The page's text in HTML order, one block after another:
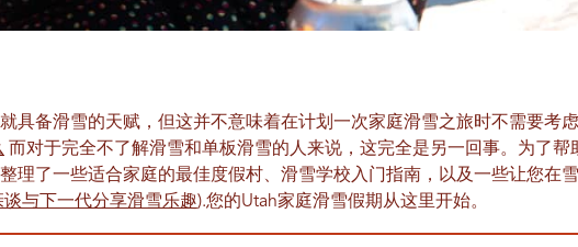
具备滑雪的天赋，但这并不意味着在计划一次家庭滑雪之旅时不需要考
而对于完全不了解滑雪和单板滑雪的人来说，这完全是另一回事。为了帮
了一些适合家庭的最佳度假村、滑雪学校入门指南，以及一些让您在
与下一代分享滑雪乐趣).您的Utah家庭滑雪假期从这里开始。